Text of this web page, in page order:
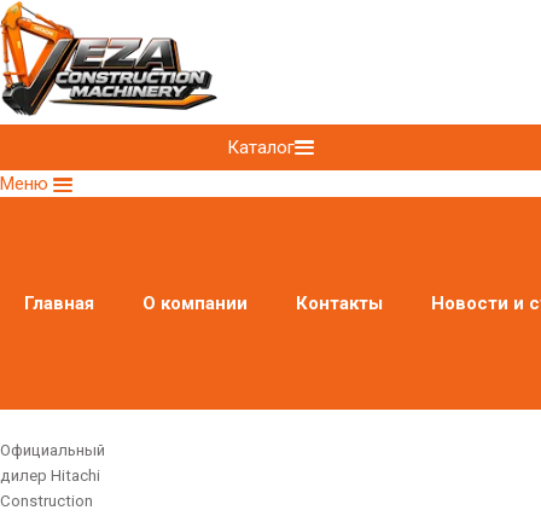
Каталог
Меню
Главная О компании Контакты Новости и
Официальный
дилер Hitachi
Construction